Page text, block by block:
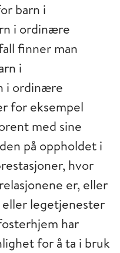
barn i
i ordinære
finner man
i
i ordinære
for eksempel
med sine
på oppholdet i
hvor
er, eller
legetjenester
har
for å ta i bruk